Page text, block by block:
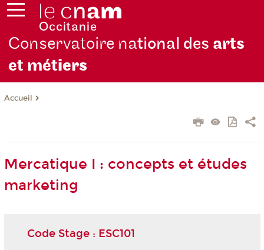
Conservatoire national des arts
et métiers
Accueil
Mercatique I : concepts et études
marketing
Code Stage : ESC101